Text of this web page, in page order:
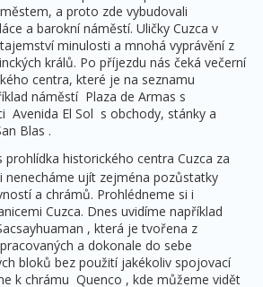
a proto zde vybudovali
a barokní náměstí. Uličky Cuzca v
minulosti a mnohá vyprávění z
králů. Po příjezdu nás čeká večerní
centra, které je na seznamu
náměstí Plaza de Armas s
Avenida El Sol s obchody, stánky a
Blas .
prohlídka historického centra Cuzca za
nenecháme ujít zejména pozůstatky
a chrámů. Prohlédneme si i
Cuzca. Dnes uvidíme například
, která je tvořena z
a dokonale do sebe
bloků bez použití jakékoliv spojovací
k chrámu Quenco , kde můžeme vidět